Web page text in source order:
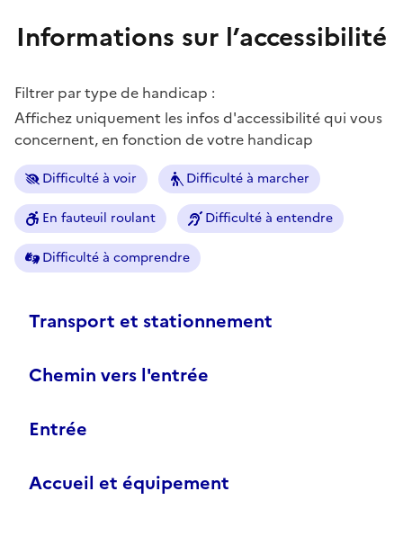
Informations sur l’accessibilité
Filtrer par type de handicap :
Affichez uniquement les infos d'accessibilité qui vous
concernent, en fonction de votre handicap
Difficulté à voir Difficulté à marcher
En fauteuil roulant Difficulté à entendre
Difficulté à comprendre
Transport et stationnement
Chemin vers l'entrée
Entrée
Accueil et équipement